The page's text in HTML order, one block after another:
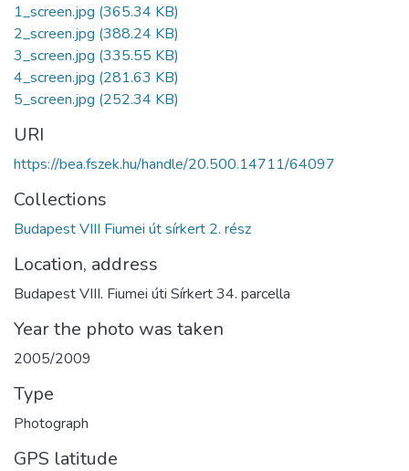
1_screen.jpg (365.34 KB)
2_screen.jpg (388.24 KB)
3_screen.jpg (335.55 KB)
4_screen.jpg (281.63 KB)
5_screen.jpg (252.34 KB)
URI
https://bea.fszek.hu/handle/20.500.14711/64097
Collections
Budapest VIII Fiumei út sírkert 2. rész
Location, address
Budapest VIII. Fiumei úti Sírkert 34. parcella
Year the photo was taken
2005/2009
Type
Photograph
GPS latitude